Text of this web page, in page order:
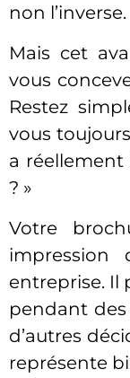
non l’inverse.
Mais cet
vous
Restez
vous
a
? »
Votre
impression
entreprise. Il
pendant
d’autres
représente